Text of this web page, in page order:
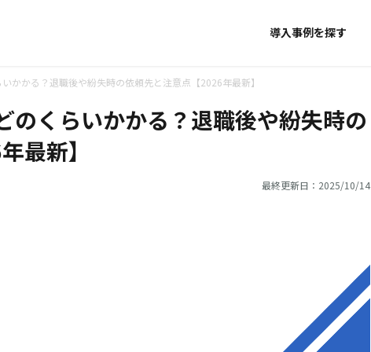
導入事例を探す
かかる？退職後や紛失時の依頼先と注意点【2026年最新】
のくらいかかる？退職後や紛失時の
最新】
最終更新日：2025/10/14